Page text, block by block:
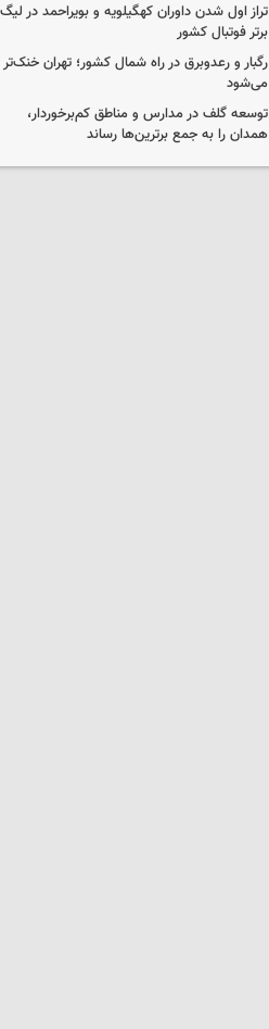
تراز اول شدن داوران کهگیلویه و بویراحمد در لیگ
برتر فوتبال کشور
رگبار و رعدوبرق در راه شمال کشور؛ تهران خنک‌تر
می‌شود
توسعه گلف در مدارس و مناطق کم‌برخوردار،
همدان را به جمع برترین‌ها رساند